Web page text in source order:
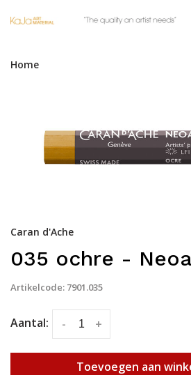
Home
Caran d'Ache
035 ochre -
Artikelcode: 7901.035
Aantal: +
-
Toevoegen aan